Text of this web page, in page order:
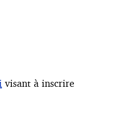
visant à inscrire